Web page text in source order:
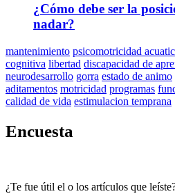
¿Cómo debe ser la
nadar?
mantenimiento psicomotricidad
cognitiva libertad discapacidad de
neurodesarrollo gorra estado de animo
aditamentos motricidad programas
calidad de vida estimulacion temprana
Encuesta
¿Te fue útil el o los artículos que